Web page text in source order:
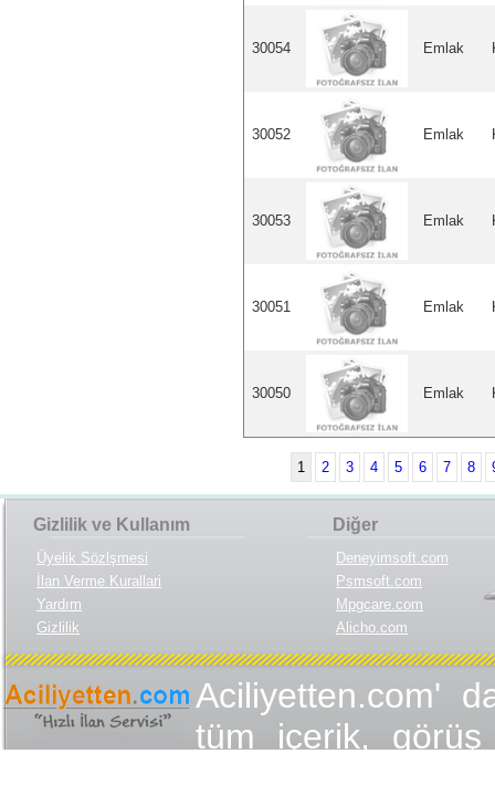
30054 Emlak
30052 Emlak
30053 Emlak
30051 Emlak
30050 Emlak
1 2 3 4 5 6 7 8
Gizlilik ve Kullanım
Üyelik Sözlşmesi
İlan Verme Kurallari
Yardım
Gizlilik
Diğer
Deneyimsoft.com
Psmsoft.com
Mpgcare.com
Alicho.com
Aciliyetten.com'
tüm içerik,